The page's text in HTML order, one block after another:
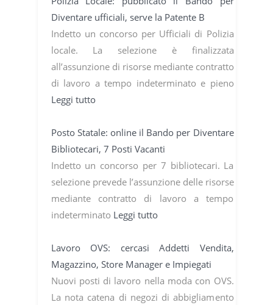
Diventare ufficiali, serve la Patente B
Indetto un concorso per Ufficiali di Polizia
locale. La selezione è finalizzata
all’assunzione di risorse mediante contratto
di lavoro a tempo indeterminato e pieno
Leggi tutto
Posto Statale: online il Bando per Diventare
Bibliotecari, 7 Posti Vacanti
Indetto un concorso per 7 bibliotecari. La
selezione prevede l’assunzione delle risorse
mediante contratto di lavoro a tempo
indeterminato Leggi tutto
Lavoro OVS: cercasi Addetti Vendita,
Magazzino, Store Manager e Impiegati
Nuovi posti di lavoro nella moda con OVS.
La nota catena di negozi di abbigliamento